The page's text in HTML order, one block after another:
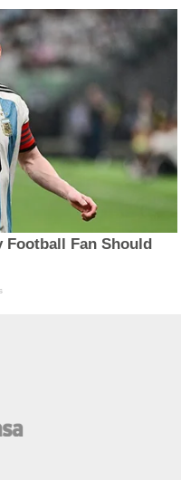
Football Fan Should